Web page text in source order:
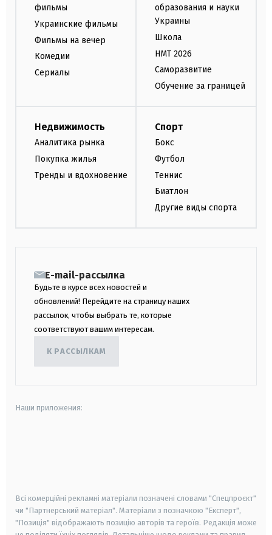
фильмы
Украинские фильмы
Фильмы на вечер
Комедии
Сериалы
образования и науки
Украины
Школа
НМТ 2026
Саморазвитие
Обучение за границей
Недвижимость
Аналитика рынка
Покупка жилья
Тренды и вдохновение
Спорт
Бокс
Футбол
Теннис
Биатлон
Другие виды спорта
E-mail-рассылка
Будьте в курсе всех новостей и
обновлений! Перейдите на страницу наших
рассылок, чтобы выбрать те, которые
соответствуют вашим интересам.
К РАССЫЛКАМ
Наши приложения:
Всі комерційні рекламні матеріали позначені словами "Спецпроєкт"
чи "Партнерський матеріал". Матеріали з позначкою "Експерт",
"Позиція" відображають позицію авторів та героїв. Редакція може